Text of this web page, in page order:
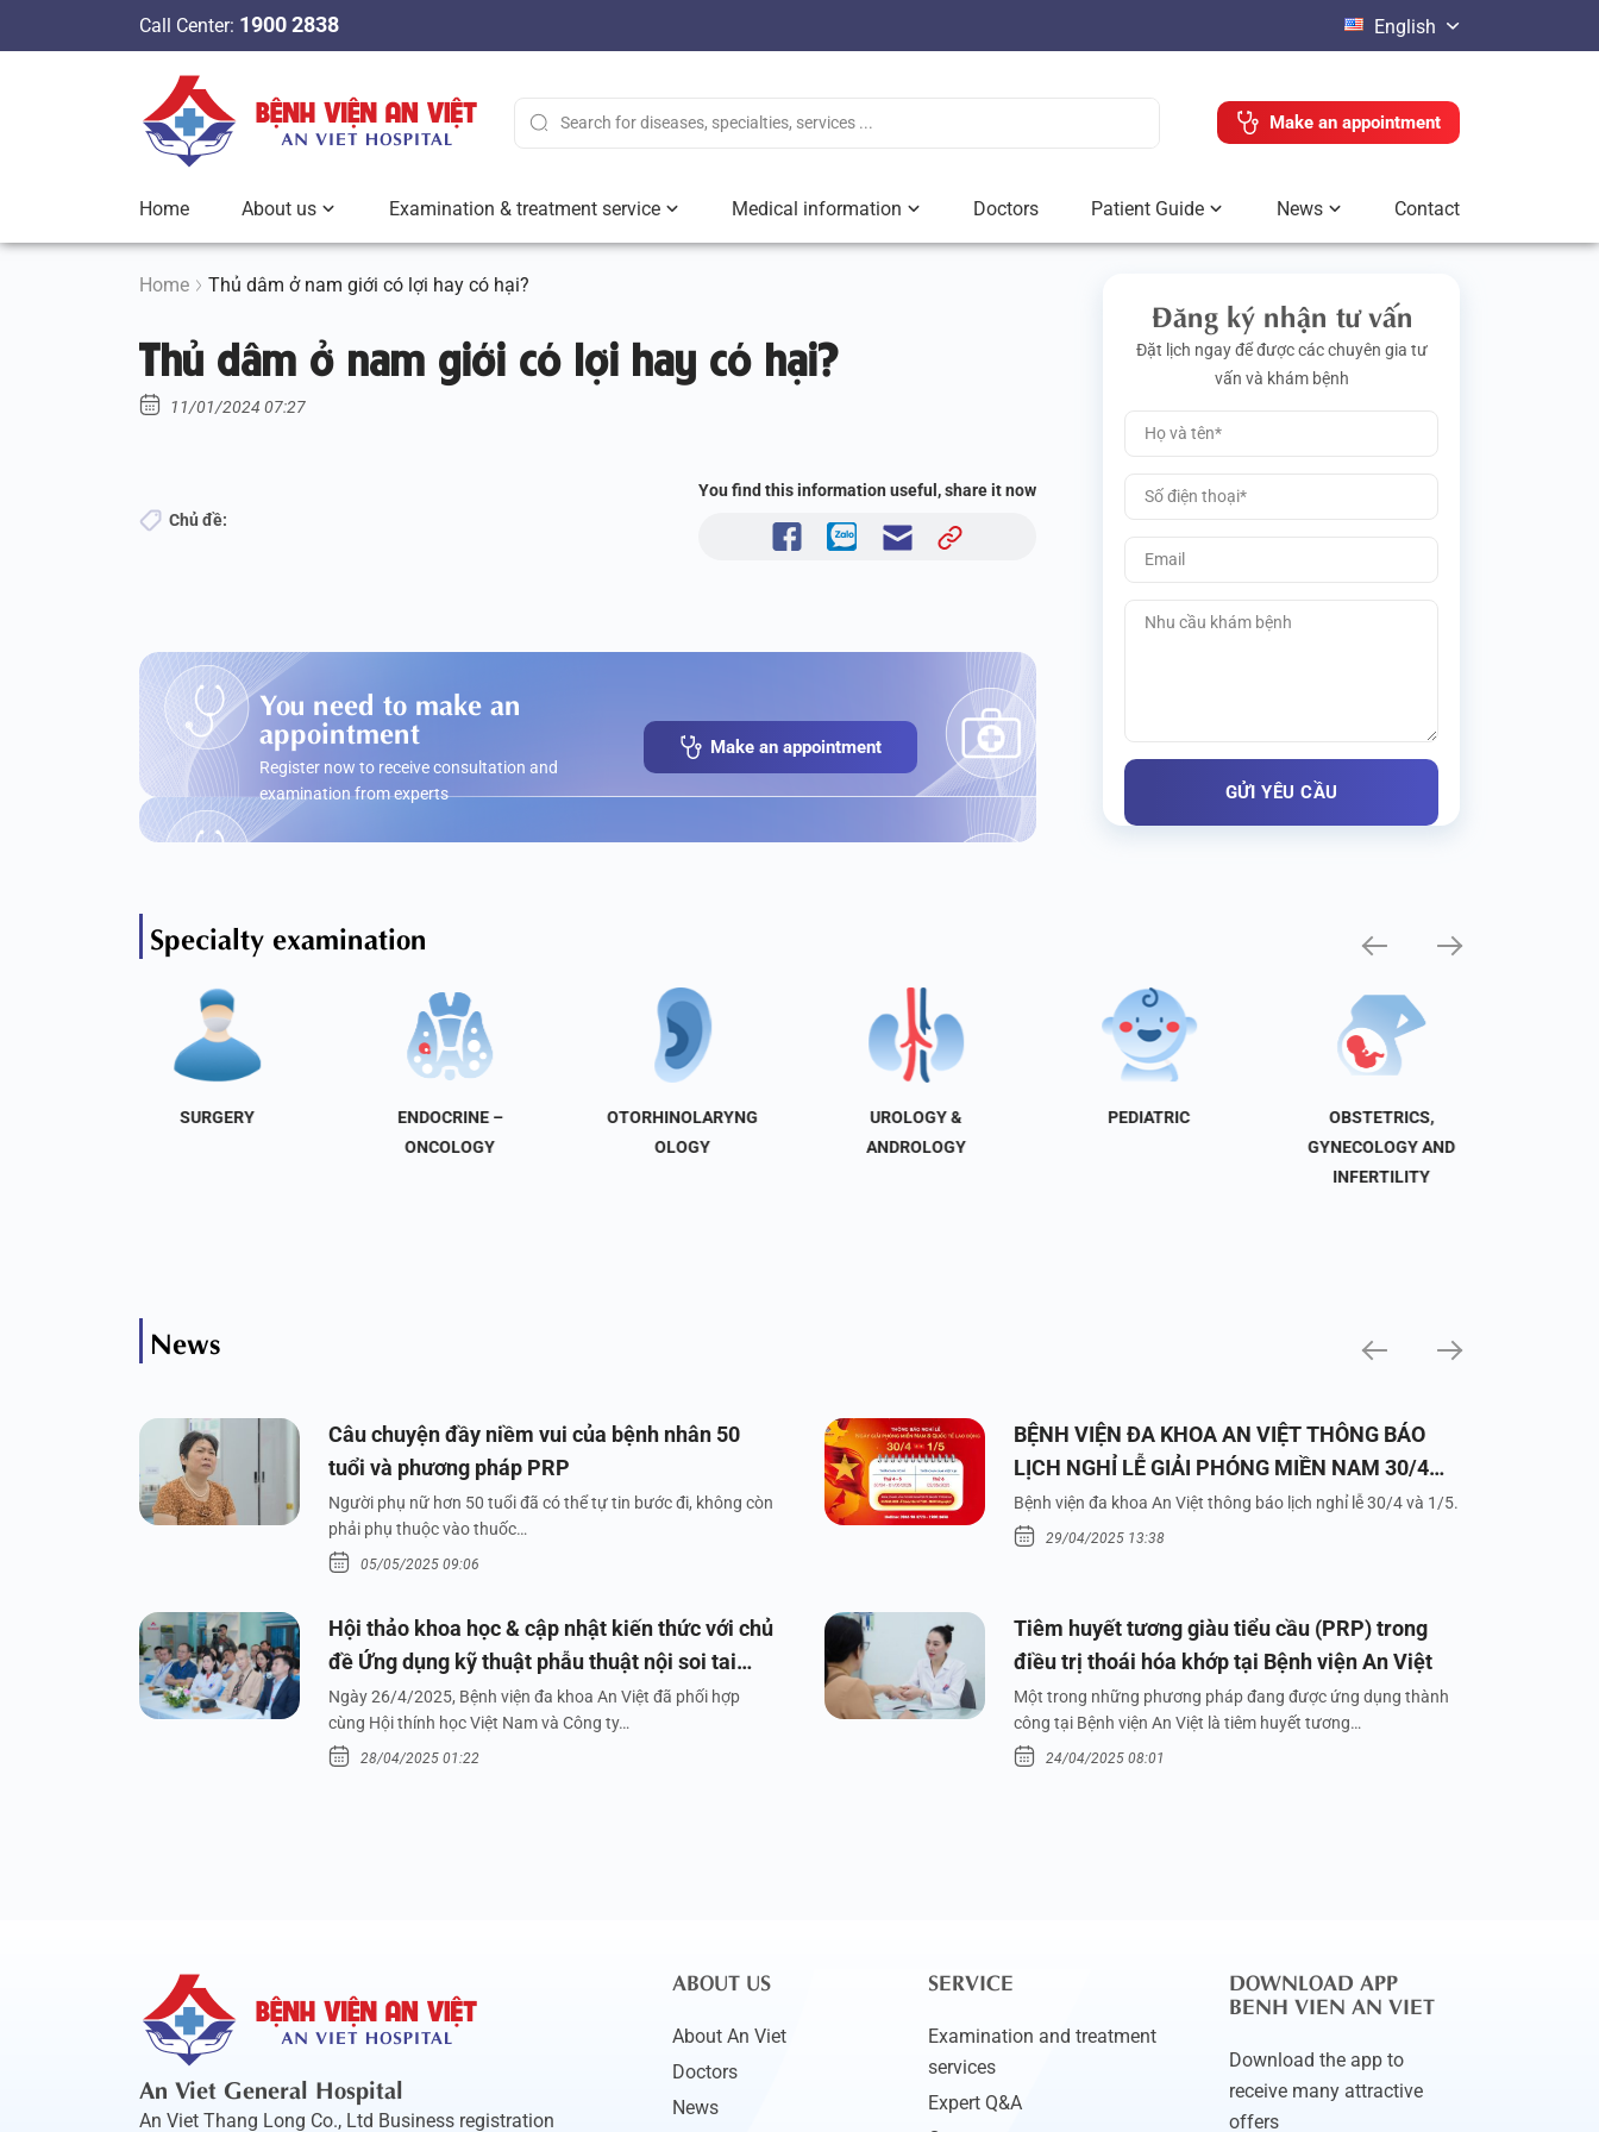
n
Call Center: 1900 2838 English
Make an appointment
Home About us Examination & treatment service Medical information Doctors Patient Guide News Contact
Home Thủ dâm ở nam giới có lợi hay có hại?
Thủ dâm ở nam giới có lợi hay có hại?
11/01/2024 07:27
Chủ đề:
You find this information useful, share it now
You need to make an
appointment
Register now to receive consultation and
examination from experts
Make an appointment
Đăng ký nhận tư vấn
Đặt lịch ngay để được các chuyên gia tư
vấn và khám bệnh
Specialty examination
SURGERY
ENDOCRINE –
ONCOLOGY
OTORHINOLARYNG
OLOGY
UROLOGY &
ANDROLOGY
PEDIATRIC
OBSTETRICS,
GYNECOLOGY AND
INFERTILITY
News
Câu chuyện đầy niềm vui của bệnh nhân 50
tuổi và phương pháp PRP
Người phụ nữ hơn 50 tuổi đã có thể tự tin bước đi, không còn
phải phụ thuộc vào thuốc…
05/05/2025 09:06
BỆNH VIỆN ĐA KHOA AN VIỆT THÔNG BÁO
LỊCH NGHỈ LỄ GIẢI PHÓNG MIỀN NAM 30/4
VÀ QUỐC TẾ LAO ĐỘNG 1/5/2025
Bệnh viện đa khoa An Việt thông báo lịch nghỉ lễ 30/4 và 1/5.
29/04/2025 13:38
Hội thảo khoa học & cập nhật kiến thức với chủ
đề Ứng dụng kỹ thuật phẫu thuật nội soi tai
dưới nước
Ngày 26/4/2025, Bệnh viện đa khoa An Việt đã phối hợp
cùng Hội thính học Việt Nam và Công ty…
28/04/2025 01:22
Tiêm huyết tương giàu tiểu cầu (PRP) trong
điều trị thoái hóa khớp tại Bệnh viện An Việt
Một trong những phương pháp đang được ứng dụng thành
công tại Bệnh viện An Việt là tiêm huyết tương…
24/04/2025 08:01
An Viet General Hospital
An Viet Thang Long Co., Ltd Business registration
ABOUT US
About An Viet
Doctors
News
SERVICE
Examination and treatment
services
Expert Q&A
DOWNLOAD APP
BENH VIEN AN VIET
Download the app to
receive many attractive
offers